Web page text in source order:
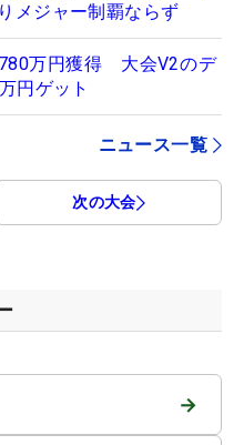
メジャー制覇ならず
万円獲得 大会V2のデ
円ゲット
ニュース一覧
次の大会
→